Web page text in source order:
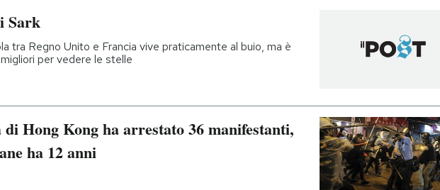
Sark
tra Regno Unito e Francia vive praticamente al buio, ma è
per vedere le stelle
Hong Kong ha arrestato 36 manifestanti,
ha 12 anni